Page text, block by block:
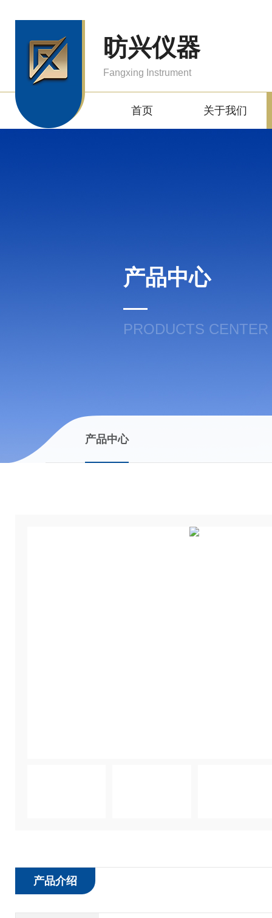
昉兴仪器
Fangxing Instrument
首页 关于我们
产品中心
PRODUCTS CENTER
产品中心
产品介绍